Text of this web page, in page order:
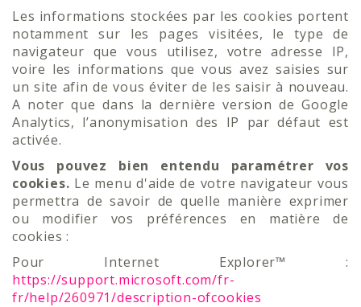
Les informations stockées par les cookies portent
notamment sur les pages visitées, le type de
navigateur que vous utilisez, votre adresse IP,
voire les informations que vous avez saisies sur
un site afin de vous éviter de les saisir à nouveau.
A noter que dans la dernière version de Google
Analytics, l’anonymisation des IP par défaut est
activée.
Vous pouvez bien entendu paramétrer vos
cookies. Le menu d'aide de votre navigateur vous
permettra de savoir de quelle manière exprimer
ou modifier vos préférences en matière de
cookies :
Pour Internet Explorer™ :
https://support.microsoft.com/fr-
fr/help/260971/description-ofcookies